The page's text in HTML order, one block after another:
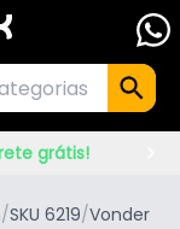
grátis!
/SKU 6219/Vonder